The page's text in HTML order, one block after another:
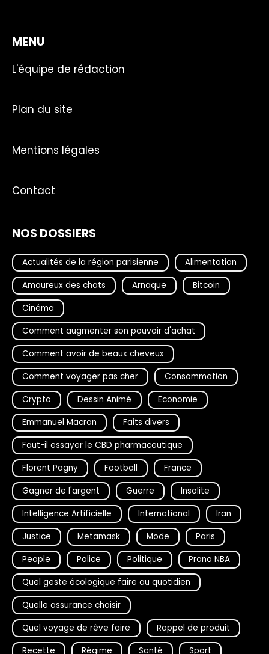
MENU
L'équipe de rédaction
Plan du site
Mentions légales
Contact
NOS DOSSIERS
Actualités de la région parisienne
Alimentation
Amoureux des chats
Arnaque
Bitcoin
Cinéma
Comment augmenter son pouvoir d'achat
Comment avoir de beaux cheveux
Comment voyager pas cher
Consommation
Crypto
Dessin Animé
Economie
Emmanuel Macron
Faits divers
Faut-il essayer le CBD pharmaceutique
Florent Pagny
Football
France
Gagner de l'argent
Guerre
Insolite
Intelligence Artificielle
International
Iran
Justice
Metamask Mode
Paris
People
Police Politique
Prono NBA
Quel geste écologique faire au quotidien
Quelle assurance choisir
Quel voyage de rêve faire
Rappel de produit
Recette
Régime Santé Sport